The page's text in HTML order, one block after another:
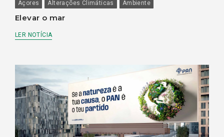
Açores Alterações Climáticas Ambiente
Elevar o mar
LER NOTÍCIA